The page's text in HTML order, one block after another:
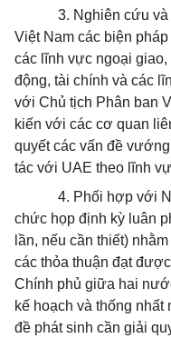
3. Nghiên cứu
Việt Nam các biện
các lĩnh vực ngoại
động, tài chính và các
với Chủ tịch Phân ban
kiến với các cơ quan
quyết các vấn đề
tác với UAE theo lĩnh
4. Phối hợp với
chức họp định kỳ luân
lần, nếu cần thiết)
các thỏa thuận đạt
Chính phủ giữa hai
kế hoạch và thống
đề phát sinh cần giải